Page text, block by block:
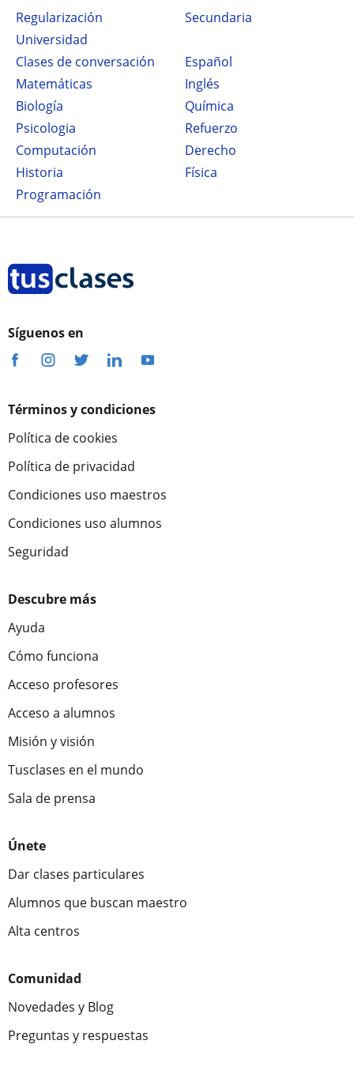
Regularización
secundaria
Universidad
Clases de conversación
Español
Matemáticas
Inglés
Biología
Química
Psicologia
Refuerzo
Computación
Derecho
Historia
Física
Programación
Síguenos en
Términos y condiciones
Política de cookies
Política de privacidad
Condiciones uso maestros
Condiciones uso alumnos
Seguridad
Descubre más
Ayuda
Cómo funciona
Acceso profesores
Acceso a alumnos
Misión y visión
Tusclases en el mundo
Sala de prensa
Únete
Dar clases particulares
Alumnos que buscan maestro
Alta centros
Comunidad
Novedades y Blog
Preguntas y respuestas